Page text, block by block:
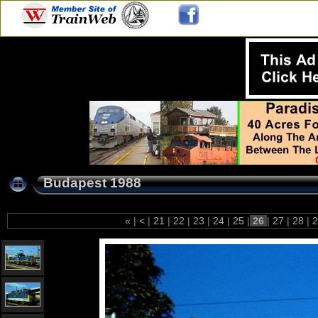
Budapest 1988
« | < | 21 | 22 | 23 | 24 | 25 | 26 | 27 | 28 |